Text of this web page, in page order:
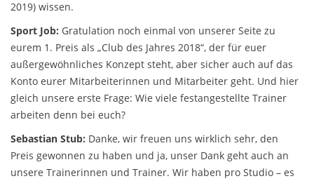
2019) wissen.
Sport Job: Gratulation noch einmal von unserer Seite zu
eurem 1. Preis als „Club des Jahres 2018“, der für euer
außergewöhnliches Konzept steht, aber sicher auch auf das
Konto eurer Mitarbeiterinnen und Mitarbeiter geht. Und hier
gleich unsere erste Frage: Wie viele festangestellte Trainer
arbeiten denn bei euch?
Sebastian Stub: Danke, wir freuen uns wirklich sehr, den
Preis gewonnen zu haben und ja, unser Dank geht auch an
unsere Trainerinnen und Trainer. Wir haben pro Studio – es